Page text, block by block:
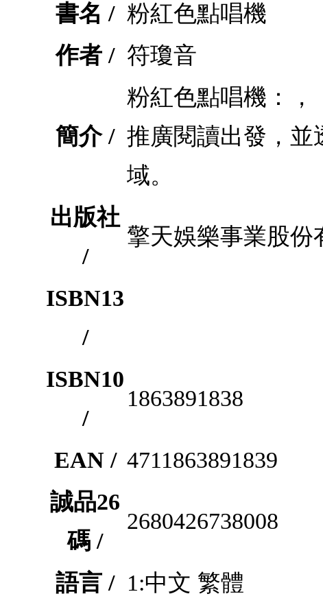
書名 / 粉紅色點唱機
作者 / 符瓊音
簡介 /
粉紅色點唱機：，
推廣閱讀出發，並
域。
出版社
/
擎天娛樂事業股份
ISBN13
/
ISBN10
/
1863891838
EAN / 4711863891839
誠品26
碼 /
2680426738008
語言 / 1:中文 繁體